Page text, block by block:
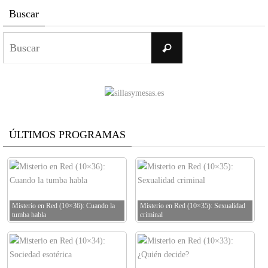
Buscar
Buscar
ÚLTIMOS PROGRAMAS
Misterio en Red (10×36): Cuando la
tumba habla
Misterio en Red (10×35): Sexualidad
criminal